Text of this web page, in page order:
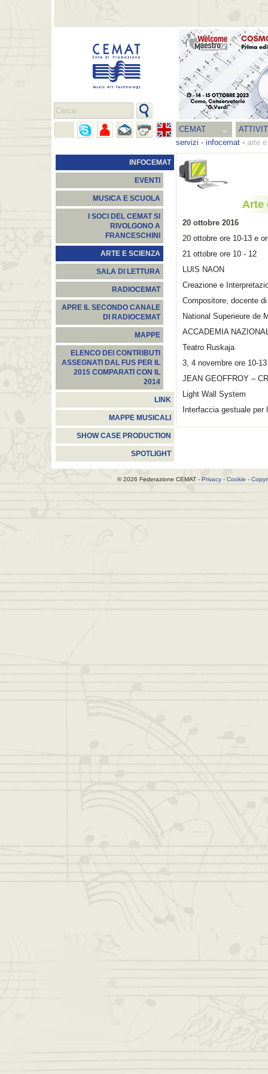
CEMAT
servizi - infocemat - arte
INFOCEMAT
EVENTI
MUSICA E SCUOLA
I SOCI DEL CEMAT SI
RIVOLGONO A
FRANCESCHINI
ARTE E SCIENZA
SALA DI LETTURA
RADIOCEMAT
APRE IL SECONDO CANALE
DI RADIOCEMAT
MAPPE
ELENCO DEI CONTRIBUTI
ASSEGNATI DAL FUS PER IL
2015 COMPARATI CON IL
2014
LINK
MAPPE MUSICALI
SHOW CASE PRODUCTION
SPOTLIGHT
Arte
20 ottobre 2016
20 ottobre ore 10-13 e
21 ottobre ore 10 - 12
LUIS NAON
Creazione e
Compositore, docente
National Superieure de
ACCADEMIA
Teatro Ruskaja
3, 4 novembre ore 10-
JEAN GEOFFROY –
Light Wall System
Interfaccia gestuale
© 2026 Federazione CEMAT - Privacy- Cookie -